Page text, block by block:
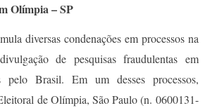
Olímpia – SP
diversas condenações em processos na
de pesquisas fraudulentas em
pelo Brasil. Em um desses processos,
de Olímpia, São Paulo (n. 0600131-